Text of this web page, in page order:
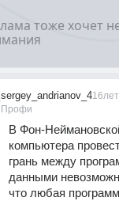
sergey_andrianov_4
Профи
16лет
В Фон-
компьютера
грань между
данными
что любая